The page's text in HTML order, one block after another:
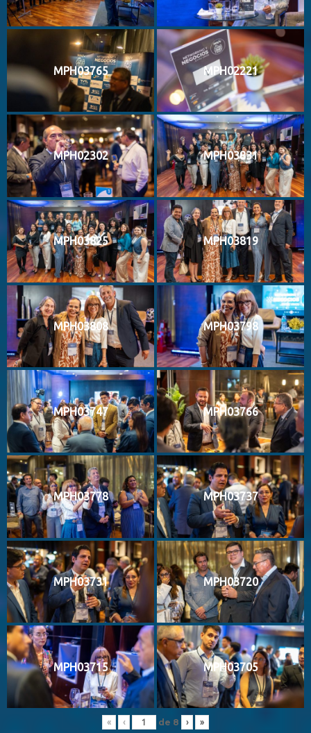
MPH03765 MPH02221
MPH02302 MPH03831
MPH03825 MPH03819
MPH03808 MPH03798
MPH03747 MPH03766
MPH03778 MPH03737
MPH03731 MPH03720
MPH03715 MPH03705
« ‹ de 8 › »